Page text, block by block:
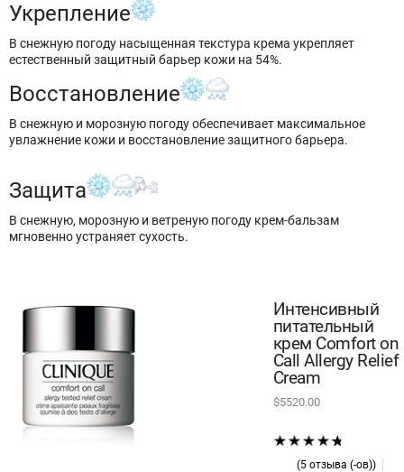
Укрепление
В снежную погоду насыщенная текстура крема укрепляет
естественный защитный барьер кожи на 54%.
Восстановление
В снежную и морозную погоду обеспечивает максимальное
увлажнение кожи и восстановление защитного барьера.
Защита
В снежную, морозную и ветреную погоду крем-бальзам
мгновенно устраняет сухость.
Интенсивный
питательный
крем Comfort on
Call Allergy Relief
Cream
$5520.00
5 отзыва (-ов)